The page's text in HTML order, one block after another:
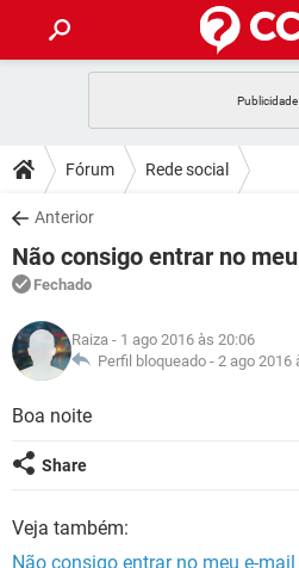
CELULAR
OUTLOOK
INSTAGRAM
GUIA DE COMPRAS
DICAS
JOGOS
OUTLOOK
INSTAGRAM
GUIA DE COMPRAS
DOWNLOADS
JOGOS
CELULAR
OUTLOOK
INSTAGRAM
GUIA DE COMPRAS
FÓRUM
JOGOS
CELULAR
GLOSSÁRIO
JOGOS
CELULAR
OUTLOOK
GUIA DE COMPRAS
Fórum Rede social
Anterior
Não consigo entrar no
Fechado
Raiza - 1 ago 2016 às 20:06
Perfil bloqueado - 2 ago 2016
Boa noite
Share
Veja também:
Não consigo entrar no meu e-